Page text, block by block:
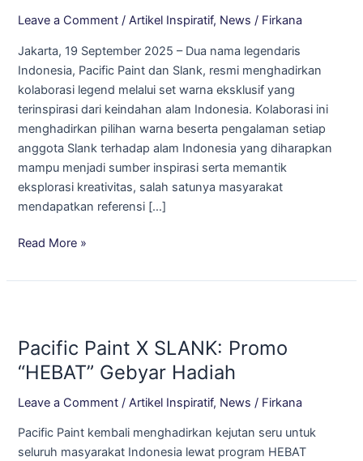
Leave a Comment /Artikel Inspiratif, News / Firkana
Jakarta, 19 September 2025 – Dua nama legendaris
Indonesia, Pacific Paint dan Slank, resmi menghadirkan
kolaborasi legend melalui set warna eksklusif yang
terinspirasi dari keindahan alam Indonesia. Kolaborasi ini
menghadirkan pilihan warna beserta pengalaman setiap
anggota Slank terhadap alam Indonesia yang diharapkan
mampu menjadi sumber inspirasi serta memantik
eksplorasi kreativitas, salah satunya masyarakat
mendapatkan referensi […]
Harmonisasi
dan
Musik
dari
Inspirasi
Alam
Indonesia
Read More »
Pacific Paint X SLANK: Promo
“HEBAT” Gebyar Hadiah
Leave a Comment / Artikel Inspiratif, News / Firkana
Pacific Paint kembali menghadirkan kejutan seru untuk
seluruh masyarakat Indonesia lewat program HEBAT
X
SLANK:
“HEBAT”
Gebyar
Hadiah